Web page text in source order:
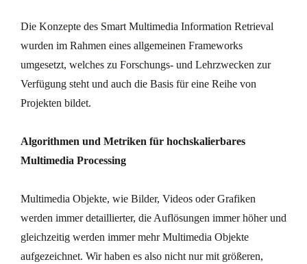
Die Konzepte des Smart Multimedia Information Retrieval
wurden im Rahmen eines allgemeinen Frameworks
umgesetzt, welches zu Forschungs- und Lehrzwecken zur
Verfügung steht und auch die Basis für eine Reihe von
Projekten bildet.
Algorithmen und Metriken für hochskalierbares
Multimedia Processing
Multimedia Objekte, wie Bilder, Videos oder Grafiken
werden immer detaillierter, die Auflösungen immer höher und
gleichzeitig werden immer mehr Multimedia Objekte
aufgezeichnet. Wir haben es also nicht nur mit größeren,